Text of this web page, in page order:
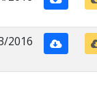
2016